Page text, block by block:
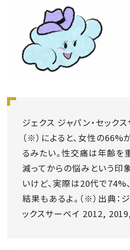
ジェクス ジャパン・セック
（※）によると、女性の
るみたい。性交痛は年齢を
減ってからの悩みという印
いけど、実際は20代で74%
結果もあるよ。（※）出典：
ックスサーベイ 2012,